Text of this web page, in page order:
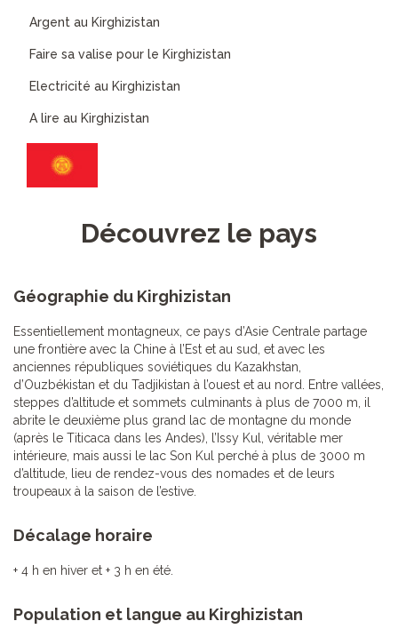
Argent au Kirghizistan
Faire sa valise pour le Kirghizistan
Electricité au Kirghizistan
A lire au Kirghizistan
Découvrez le pays
Géographie du Kirghizistan
Essentiellement montagneux, ce pays d’Asie Centrale partage
une frontière avec la Chine à l’Est et au sud, et avec les
anciennes républiques soviétiques du Kazakhstan,
d’Ouzbékistan et du Tadjikistan à l’ouest et au nord. Entre vallées,
steppes d’altitude et sommets culminants à plus de 7000 m, il
abrite le deuxième plus grand lac de montagne du monde
(après le Titicaca dans les Andes), l’Issy Kul, véritable mer
intérieure, mais aussi le lac Son Kul perché à plus de 3000 m
d’altitude, lieu de rendez-vous des nomades et de leurs
troupeaux à la saison de l’estive.
Décalage horaire
+ 4 h en hiver et + 3 h en été.
Population et langue au Kirghizistan